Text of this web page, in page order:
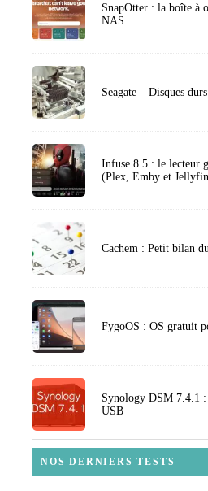
SnapOtter : la boîte à
NAS
Seagate – Disques
Infuse 8.5 : le lecteur
(Plex, Emby et
Cachem : Petit bilan
FygoOS : OS gratuit
Synology DSM 7.4.1
USB
NOS DERNIERS TESTS